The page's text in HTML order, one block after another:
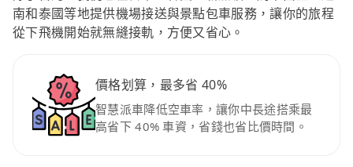
南和泰國等地提供機場接送與景點包車服務，讓你的旅程
從下飛機開始就無縫接軌，方便又省心。
價格划算，最多省 40%
智慧派車降低空車率，讓你中長途搭乘最
高省下 40% 車資，省錢也省比價時間。